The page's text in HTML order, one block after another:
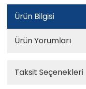
Ürün Bilgisi
Ürün Yorumları
Taksit Seçenekleri